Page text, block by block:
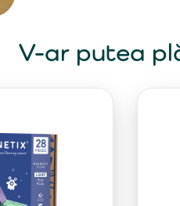
V-ar putea